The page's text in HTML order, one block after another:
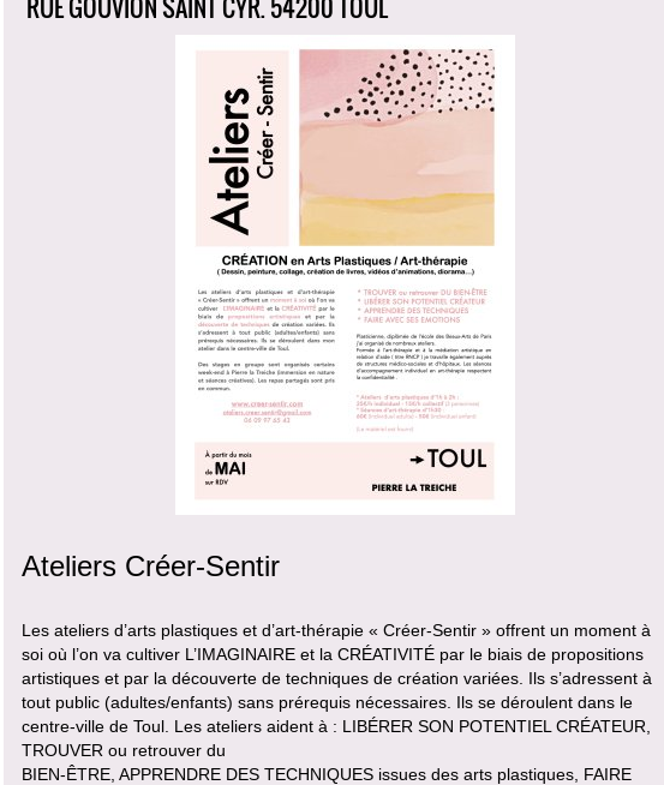
Ateliers Créer-Sentir
Les ateliers d’arts plastiques et d’art-thérapie « Créer-Sentir » offrent un moment à
soi où l’on va cultiver L’IMAGINAIRE et la CRÉATIVITÉ par le biais de propositions
artistiques et par la découverte de techniques de création variées. Ils s’adressent à
tout public (adultes/enfants) sans prérequis nécessaires. Ils se déroulent dans le
centre-ville de Toul. Les ateliers aident à : LIBÉRER SON POTENTIEL CRÉATEUR,
TROUVER ou retrouver du
BIEN-ÊTRE, APPRENDRE DES TECHNIQUES issues des arts plastiques, FAIRE